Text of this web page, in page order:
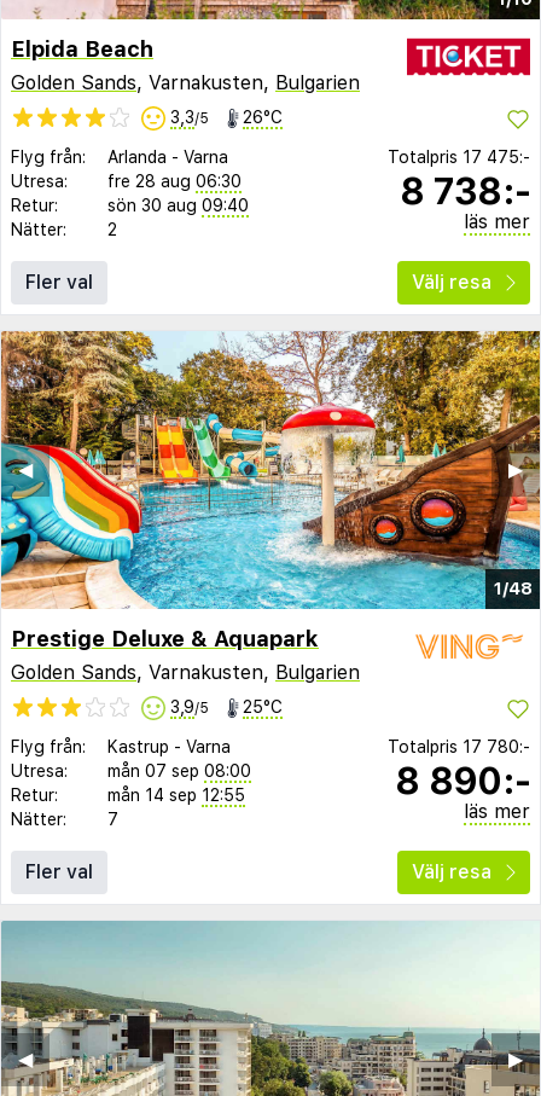
Elpida Beach
Golden Sands, Varnakusten, Bulgarien
3,3/5 26°C
Flyg från: Arlanda - Varna
Utresa:
fre 28 aug 06:30
Retur:
sön 30 aug 09:40
Nätter:
2
Totalpris 17 475:-
8 738:-
läs mer
Fler val Välj resa
1/48
▶︎
◀︎
Prestige Deluxe & Aquapark
Golden Sands, Varnakusten, Bulgarien
3,9/5 25°C
Flyg från: Kastrup - Varna
Utresa:
mån 07 sep 08:00
Retur:
mån 14 sep 12:55
Nätter:
7
Totalpris 17 780:-
8 890:-
läs mer
Fler val Välj resa
▶︎
◀︎